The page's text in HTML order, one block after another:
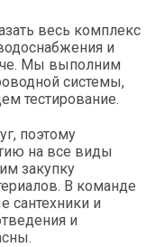
весь комплекс
и
Мы выполним
системы,
тестирование.
поэтому
на все виды
закупку
В команде
сантехники и
и